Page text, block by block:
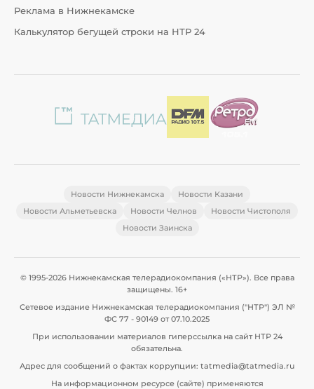
Реклама в Нижнекамске
Калькулятор бегущей строки на НТР 24
Новости Нижнекамска
Новости Казани
Новости Альметьевска
Новости Челнов
Новости Чистополя
Новости Заинска
© 1995-2026 Нижнекамская телерадиокомпания («НТР»). Все права
защищены. 16+
Сетевое издание Нижнекамская телерадиокомпания ("НТР") ЭЛ №
ФС 77 - 90149 от 07.10.2025
При использовании материалов гиперссылка на сайт НТР 24
обязательна.
Адрес для сообщений о фактах коррупции: tatmedia@tatmedia.ru
На информационном ресурсе (сайте) применяются